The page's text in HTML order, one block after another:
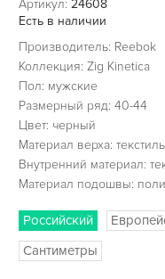
Артикул: 24608
Есть в наличии
Производитель: Reebok
Коллекция: Zig Kinetica
Пол: мужские
Размерный ряд: 40-44
Цвет: черный
Материал верха: текстиль
Внутренний материал:
Материал подошвы:
Российский
Сантиметры